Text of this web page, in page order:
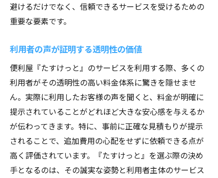
避けるだけでなく、信頼できるサービスを受けるための
重要な要素です。
利用者の声が証明する透明性の価値
便利屋『たすけっと』のサービスを利用する際、多くの
利用者がその透明性の高い料金体系に驚きを隠せませ
ん。実際に利用したお客様の声を聞くと、料金が明確に
提示されていることがどれほど大きな安心感を与えるか
が伝わってきます。特に、事前に正確な見積もりが提示
されることで、追加費用の心配をせずに依頼できる点が
高く評価されています。『たすけっと』を選ぶ際の決め
手となるのは、その誠実な姿勢と利用者主体のサービス